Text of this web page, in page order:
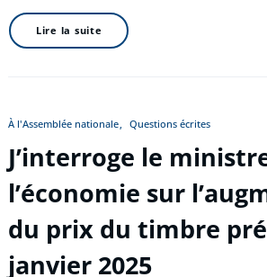
Lire la suite
À l'Assemblée nationale Questions écrites
J’interroge le
l’économie sur
du prix du timbre
janvier 2025